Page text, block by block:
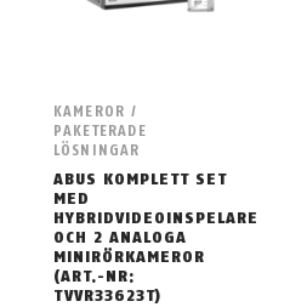
KAMEROR /
PAKETERADE
LÖSNINGAR
ABUS KOMPLETT SET
MED
HYBRIDVIDEOINSPELARE
OCH 2 ANALOGA
MINIRÖRKAMEROR
(ART.-NR:
TVVR33623T)